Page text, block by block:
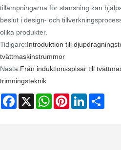
tillämpningarna för stansning kan
beslut i design- och
olika produkter.
Tidigare:Introduktion till
tvättmaskinstrummor
Nästa:Från induktionsspisar till
trimningsteknik
Facebook
X WhatsAppPinterestLinkedIn